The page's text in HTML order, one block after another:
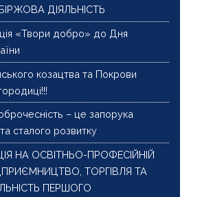
ДІЯЛЬНІСТЬ
«Твори добро» до Дня
козацтва та Покрови
– це запорука
та сталого розвитку
НА ОСВІТНЬО-ПРОФЕСІЙНІЙ
ТОРГІВЛЯ ТА
ПЕРШОГО